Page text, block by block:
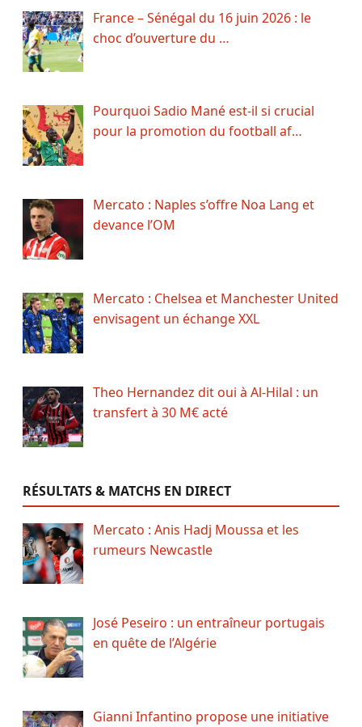
France – Sénégal du 16 juin 2026 : le
choc d’ouverture du …
Pourquoi Sadio Mané est-il si crucial
pour la promotion du football af…
Mercato : Naples s’offre Noa Lang et
devance l’OM
Mercato : Chelsea et Manchester United
envisagent un échange XXL
Theo Hernandez dit oui à Al-Hilal : un
transfert à 30 M€ acté
RÉSULTATS & MATCHS EN DIRECT
Mercato : Anis Hadj Moussa et les
rumeurs Newcastle
José Peseiro : un entraîneur portugais
en quête de l’Algérie
Gianni Infantino propose une initiative